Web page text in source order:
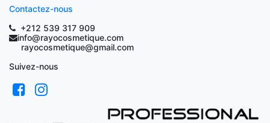
Contactez-nous
+212 539 317 909
info@rayocosmetique.com
rayocosmetique@gmail.com
Suivez-nous